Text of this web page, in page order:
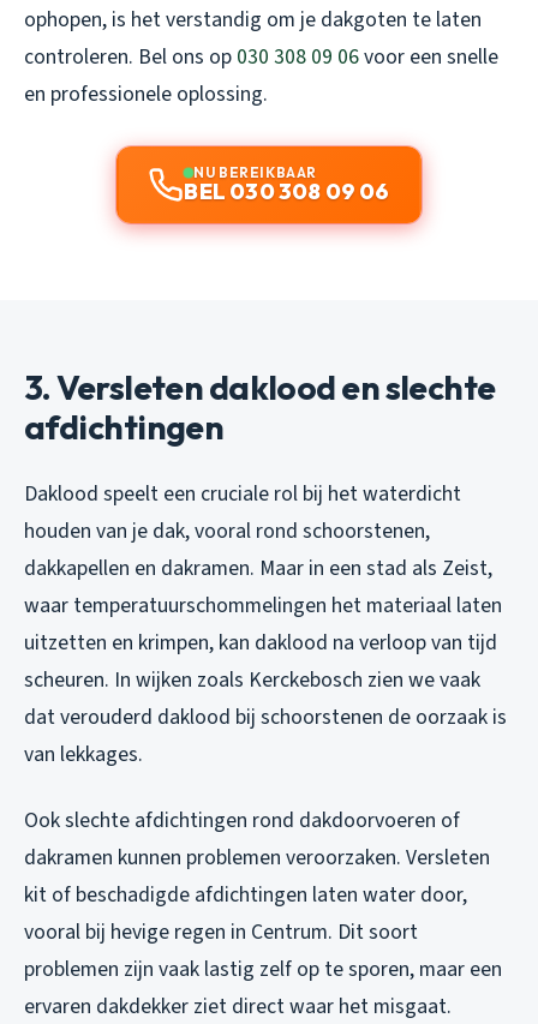
ophopen, is het verstandig om je dakgoten te laten
controleren. Bel ons op 030 308 09 06voor een snelle
en professionele oplossing.
NU BEREIKBAAR
BEL 030 308 09 06
3. Versleten daklood en slechte
afdichtingen
Daklood speelt een cruciale rol bij het waterdicht
houden van je dak, vooral rond schoorstenen,
dakkapellen en dakramen. Maar in een stad als Zeist,
waar temperatuurschommelingen het materiaal laten
uitzetten en krimpen, kan daklood na verloop van tijd
scheuren. In wijken zoals Kerckebosch zien we vaak
dat verouderd daklood bij schoorstenen de oorzaak is
van lekkages.
Ook slechte afdichtingen rond dakdoorvoeren of
dakramen kunnen problemen veroorzaken. Versleten
kit of beschadigde afdichtingen laten water door,
vooral bij hevige regen in Centrum. Dit soort
problemen zijn vaak lastig zelf op te sporen, maar een
ervaren dakdekker ziet direct waar het misgaat.